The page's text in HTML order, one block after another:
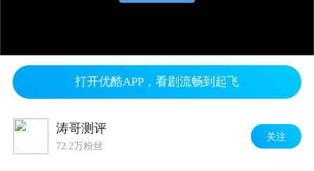
打开优酷APP，看剧流畅到起飞
涛哥测评
72.2万粉丝
关注